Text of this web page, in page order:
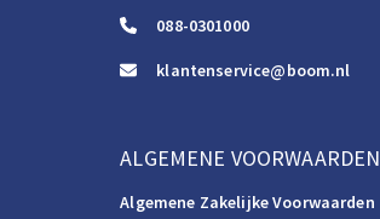
088-0301000
klantenservice@boom.nl
ALGEMENE VOORWAARDEN
Algemene Zakelijke Voorwaarden